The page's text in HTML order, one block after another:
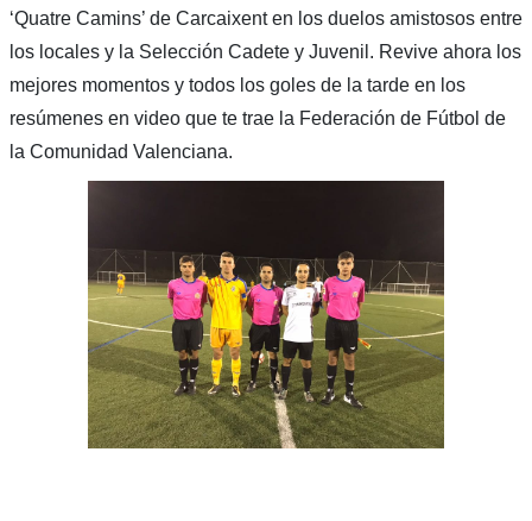
‘Quatre Camins’ de Carcaixent en los duelos amistosos entre
los locales y la Selección Cadete y Juvenil. Revive ahora los
mejores momentos y todos los goles de la tarde en los
resúmenes en video que te trae la Federación de Fútbol de
la Comunidad Valenciana.